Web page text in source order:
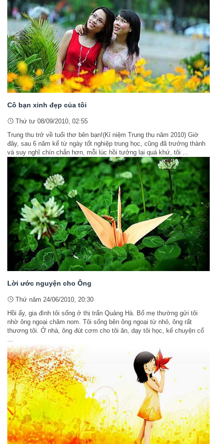
Cô bạn xinh đẹp của tôi
Thứ tư 08/09/2010, 02:55
Trung thu trở về tuổi thơ bên bạn!(Kỉ niệm Trung thu năm 2010) Giờ
đây, sau 6 năm kể từ ngày tốt nghiệp trung học, cũng đã trưởng thành
và suy nghĩ chín chắn hơn, mỗi lúc hồi tưởng lại quá khứ, tôi ...
Lời ước nguyện cho Ông
Thứ năm 24/06/2010, 20:30
Hồi ấy, gia đình tôi sống ở thị trấn Quảng Hà. Bố mẹ thường gửi tôi
nhờ ông ngoại chăm nom. Tôi sống bên ông ngoại từ nhỏ, ông rất
thương tôi. Ở nhà, ông đút cơm cho tôi ăn, dạy tôi học, kể chuyện cổ